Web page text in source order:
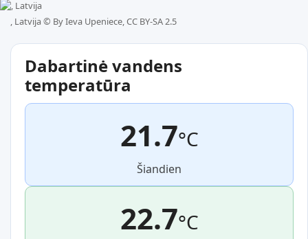
, Latvija © By Ieva Upeniece, CC BY-SA 2.5
Dabartinė vandens
temperatūra
21.7°C
Šiandien
22.7°C